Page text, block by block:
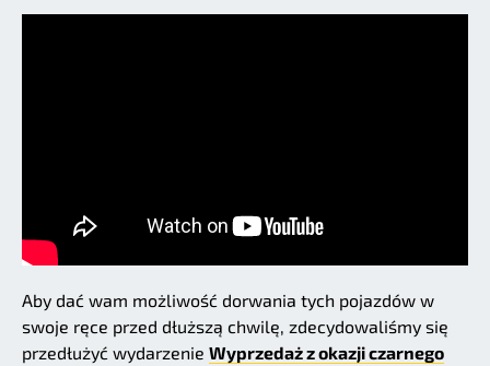
Aby dać wam możliwość dorwania tych pojazdów w
swoje ręce przed dłuższą chwilę, zdecydowaliśmy się
przedłużyć wydarzenie Wyprzedaż z okazji czarnego